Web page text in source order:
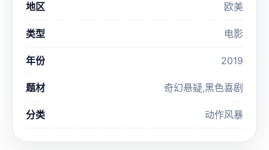
地区 欧美
类型 电影
年份 2019
题材 奇幻悬疑,黑色喜剧
分类 动作风暴